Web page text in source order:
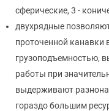
сферические, 3 -
двухрядные
проточенной канавки
грузоподъемностью,
работы при
выдерживают
гораздо большим